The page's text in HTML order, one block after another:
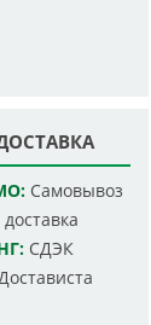
Самовывоз
СДЭК